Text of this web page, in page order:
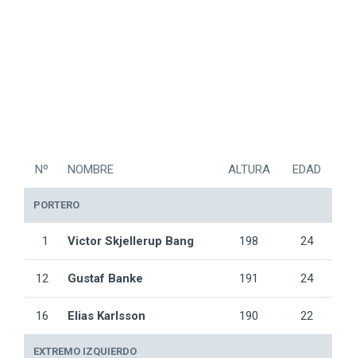
Nº NOMBRE ALTURA EDAD
PORTERO
1 Victor Skjellerup Bang 198 24
12 Gustaf Banke 191 24
16 Elias Karlsson 190 22
EXTREMO IZQUIERDO